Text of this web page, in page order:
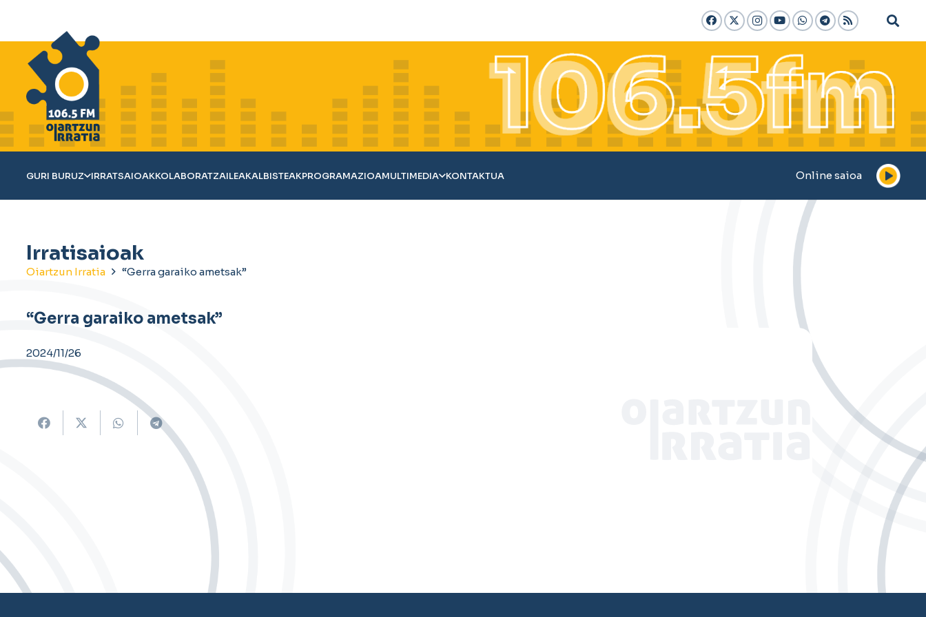
GURI BURUZ IRRATSAIOAKKOLABORATZAILEAKALBISTEAKPROGRAMAZIOAMULTIMEDIA KONTAKTUA Online saioa
Irratisaioak
Oiartzun Irratia “Gerra garaiko ametsak”
“Gerra garaiko ametsak”
2024/11/26